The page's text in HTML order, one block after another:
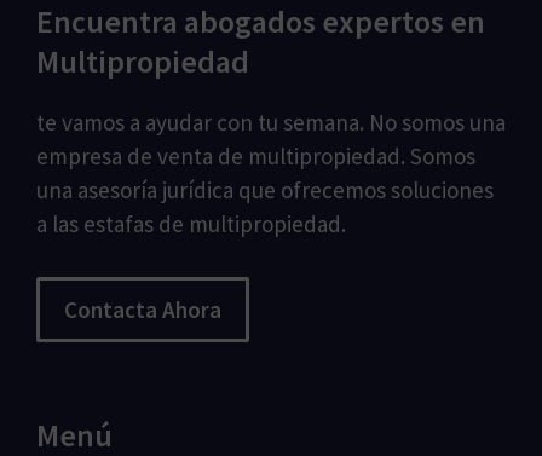
Encuentra abogados expertos en
Multipropiedad
te vamos a ayudar con tu semana. No somos una
empresa de venta de multipropiedad. Somos
una asesoría jurídica que ofrecemos soluciones
a las estafas de multipropiedad.
Contacta Ahora
Menú